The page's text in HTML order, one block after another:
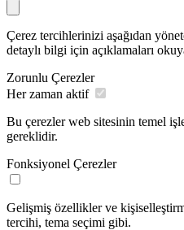
Çerez tercihlerinizi aşağıdan
detaylı bilgi için açıklamaları
Zorunlu Çerezler
Her zaman aktif
Bu çerezler web sitesinin temel
gereklidir.
Fonksiyonel Çerezler
Gelişmiş özellikler ve
tercihi, tema seçimi gibi.